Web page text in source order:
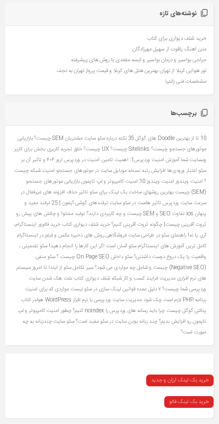
نوشته‌های تازه
خرید شلف دیواری برای کتاب
متن آهنگ یاقوت از سهیل مهرزادگان
جراحی بواسیر و درمان بواسیر و آبسه مقعدی با روش های پیشرفته
تور هوایی کربلا از تهران بهترین هتل های کربلا و قیمت پرواز تهران به نجف
مشخصات فنی زانتیا
برچسب‌ها
10 تا از بهترین Doodle های گوگل 35 نکته درباره سئو سایت مشتریان
SEM چیست؟ بازاریابی
موتورهای جستجو چیست؟ Sitelinks چیست؟
UX چیست؟ خلق تجربه کاربری بخش برای کاربر
وبسایت شما آموزش امنیت وردپرس1: اهمیت تامین امنیت در وردپرس
ارور ۴۰۴ و تاثیر آن بر
سئو اعتبار ورودی‌ها افزایش رتبه نسخه موبایل سایت در موتورهای جستجو امنیت شبکه چیست
؟ امنیت ویندوز امنیت ویندوز 10 امنیت کامپیوتر و لپ تاپمونبازاریابی موتورهای جستجو
(SEM) چیست
بهترین روشهای ساخت بک لینک برای سئو تاثیر حذف افزونه های غیرفعال در
سرعت سایت وردپرس تاثیر هاست در سئو سایت
ترفندهای گوشی آیفون | 25 ترفند مفید و
پنهان ios
تفاوت SEO و SEM چیست و چه کاربردی دارند؟
تولید محتوا و چالش های پیش رو
ثروت آفرینی چیست| چگونه ثروت آفرینی کنیم؟خرید شلف دیواری کتابخرید فالوور اینستاگرام،
آری یا نه! راهنمای سئو در طراحی سایت فروشگاهیروش های ذخیره عکس و فیلم در اینستاگرام
کامل ترین آموزش های اینستاگرامسئو آسان است اگر این کارها را انجام دهید! سئو تضمینی ،
واقعیت یا یک دروغ دوست‌ داشتنی؟سئو داخلی On Page SEO چیست ؟
سئو منفی
(Negative SEO) چیست و شامل چه مواردی می شود؟
سیر تکامل سئو از ابتدا تا امروز سیستم
های نرم افزاری مدیریت فرایند کسب و کار شبکهشلف دیواری کتابعلت هک شدن سایت
وردپرسی شما چیست؟ ۷ دلیل عمده
قوانین لینک سازی در سئو لیست مواردی که برای امنیت
برنامه PHP لازم است چک شود
مدیریت سایت وردپرسی با نرم افزار WordPress
هولدر کتاب
پنالتی گوگل چیست چرا باید رسانه های وردپرس را noindex کنیم؟
چطور امنیت کامپیوتر و لپ
تاپمون رو افزایش بدیم؟چند زبانه بودن سایت در سئو مفید است؟ سئو سایت چندزبانه به چه
صورت است؟
خرید بک لینک ارزان و جدید
خرید بک لینک فالو